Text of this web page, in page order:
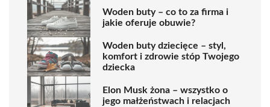
Woden buty – co to za firma i
jakie oferuje obuwie?
Woden buty dziecięce – styl,
komfort i zdrowie stóp Twojego
dziecka
Elon Musk żona – wszystko o
jego małżeństwach i relacjach